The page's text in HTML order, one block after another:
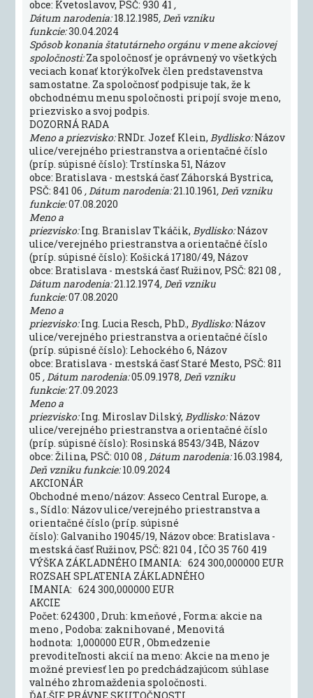
obce: Kvetoslavov, PSČ: 930 41 ,
Dátum narodenia:18.12.1985, Deň vzniku
funkcie:30.04.2024
Spôsob konania štatutárneho orgánu v mene akciovej
spoločnosti:Za spoločnosť je oprávnený vo všetkých
veciach konať ktorýkoľvek člen predstavenstva
samostatne. Za spoločnosť podpisuje tak, že k
obchodnému menu spoločnosti pripojí svoje meno,
priezvisko a svoj podpis.
DOZORNÁ RADA
Meno a priezvisko:RNDr. Jozef Klein,Bydlisko:Názov
ulice/verejného priestranstva a orientačné číslo
(príp. súpisné číslo): Trstínska 51, Názov
obce: Bratislava - mestská časť Záhorská Bystrica,
PSČ: 841 06 , Dátum narodenia:21.10.1961, Deň vzniku
funkcie:07.08.2020
Meno a
priezvisko:Ing. Branislav Tkáčik,Bydlisko:Názov
ulice/verejného priestranstva a orientačné číslo
(príp. súpisné číslo): Košická 17180/49, Názov
obce: Bratislava - mestská časť Ružinov, PSČ: 821 08 ,
Dátum narodenia:21.12.1974, Deň vzniku
funkcie:07.08.2020
Meno a
priezvisko:Ing. Lucia Resch, PhD.,Bydlisko:Názov
ulice/verejného priestranstva a orientačné číslo
(príp. súpisné číslo): Lehockého 6, Názov
obce: Bratislava - mestská časť Staré Mesto, PSČ: 811
05 , Dátum narodenia:05.09.1978, Deň vzniku
funkcie:27.09.2023
Meno a
priezvisko:Ing. Miroslav Dilský,Bydlisko:Názov
ulice/verejného priestranstva a orientačné číslo
(príp. súpisné číslo): Rosinská 8543/34B, Názov
obce: Žilina, PSČ: 010 08 , Dátum narodenia:16.03.1984,
Deň vzniku funkcie:10.09.2024
AKCIONÁR
Obchodné meno/názov: Asseco Central Europe, a.
s., Sídlo: Názov ulice/verejného priestranstva a
orientačné číslo (príp. súpisné
číslo): Galvaniho 19045/19, Názov obce: Bratislava -
mestská časť Ružinov, PSČ: 821 04 , IČO 35 760 419
VÝŠKA ZÁKLADNÉHO IMANIA: 624 300,000000 EUR
ROZSAH SPLATENIA ZÁKLADNÉHO
IMANIA: 624 300,000000 EUR
AKCIE
Počet: 624300 , Druh: kmeňové , Forma: akcie na
meno , Podoba: zaknihované , Menovitá
hodnota: 1,000000 EUR , Obmedzenie
prevoditeľnosti akcií na meno: Akcie na meno je
možné previesť len po predchádzajúcom súhlase
valného zhromaždenia spoločnosti.